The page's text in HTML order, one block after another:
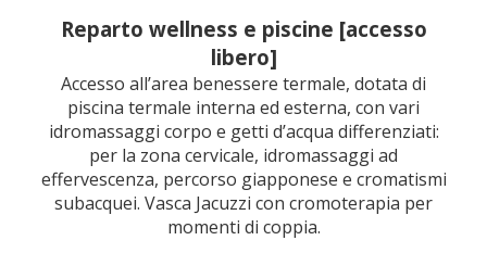
Reparto wellness e piscine [accesso
libero]
Accesso all’area benessere termale, dotata di
piscina termale interna ed esterna, con vari
idromassaggi corpo e getti d’acqua differenziati:
per la zona cervicale, idromassaggi ad
effervescenza, percorso giapponese e cromatismi
subacquei. Vasca Jacuzzi con cromoterapia per
momenti di coppia.